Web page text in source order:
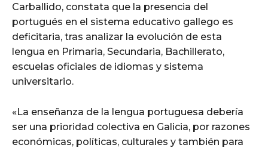
Carballido, constata que la presencia del
portugués en el sistema educativo gallego es
deficitaria, tras analizar la evolución de esta
lengua en Primaria, Secundaria, Bachillerato,
escuelas oficiales de idiomas y sistema
universitario.
«La enseñanza de la lengua portuguesa debería
ser una prioridad colectiva en Galicia, por razones
económicas, políticas, culturales y también para